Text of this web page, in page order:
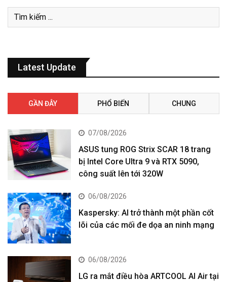
Latest Update
GẦN ĐÂY PHỔ BIẾN CHUNG
07/08/2026
ASUS tung ROG Strix SCAR 18 trang
bị Intel Core Ultra 9 và RTX 5090,
công suất lên tới 320W
06/08/2026
Kaspersky: AI trở thành một phần cốt
lõi của các mối đe dọa an ninh mạng
06/08/2026
LG ra mắt điều hòa ARTCOOL AI Air tại